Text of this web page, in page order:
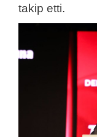
takip etti.